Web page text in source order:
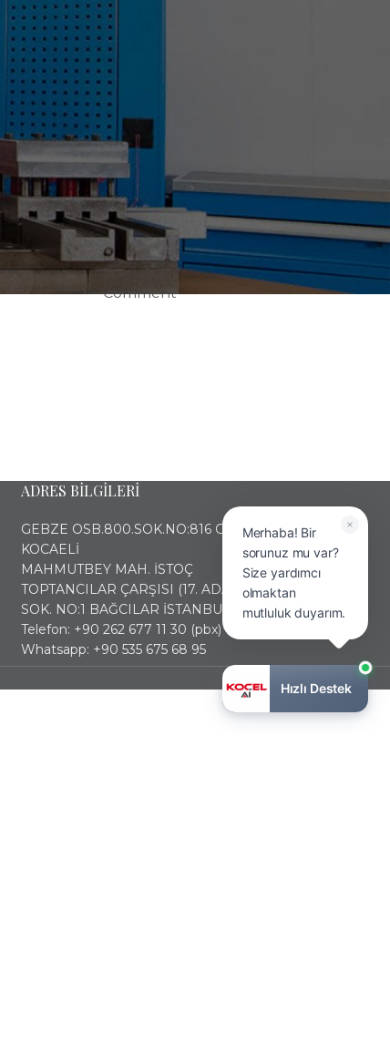
CEMAT WIN EURASIA
2019 FUARINADAYIZ.
28 Nisan 2023
Comment
BURSA METAL&SAÇ
İŞLEME
TEKNOLOJİLERİ VE
OTOMASYON
FUARINDAYIZ
28 Nisan 2023 1
Comment
ADRES BİLGİLERİ
GEBZE OSB.800.SOK.NO:816 GEBZE
KOCAELİ
MAHMUTBEY MAH. İSTOÇ
TOPTANCILAR ÇARŞISI (17. ADA) 2436
SOK. NO:1 BAĞCILAR İSTANBUL
Telefon: +90 262 677 11 30 (pbx)
Whatsapp: +90 535 675 68 95
Merhaba! Bir
sorunuz mu var?
Size yardımcı
olmaktan
mutluluk duyarım.
Hızlı Destek